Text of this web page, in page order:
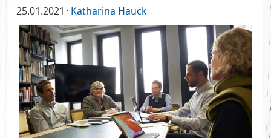
25.01.2021 Katharina Hauck